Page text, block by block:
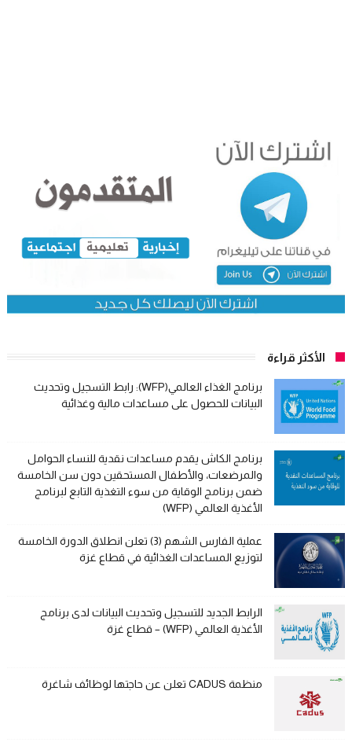
الأكثر قراءة
برنامج الغذاء العالمي(WFP): رابط التسجيل وتحديث
البيانات للحصول على مساعدات مالية وغذائية
برنامج الكاش يقدم مساعدات نقدية للنساء الحوامل
والمرضعات، والأطفال المستحقين دون سن الخامسة
ضمن برنامج الوقاية من سوء التغذية التابع لبرنامج
الأغذية العالمي (WFP)
عملية الفارس الشهم (3) تعلن انطلاق الدورة الخامسة
لتوزيع المساعدات الغذائية في قطاع غزة
الرابط الجديد للتسجيل وتحديث البيانات لدى برنامج
الأغذية العالمي (WFP) – قطاع غزة
منظمة CADUS تعلن عن حاجتها لوظائف شاغرة